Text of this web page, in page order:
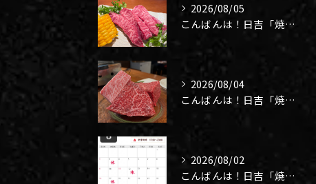
2026/08/05
こんばんは！日吉「焼肉 煉」です🥩
2026/08/04
こんばんは！日吉「焼肉 煉」です🥩
2026/08/02
こんばんは！日吉「焼肉 煉」です🥩